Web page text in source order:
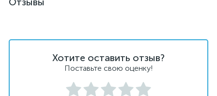
Хотите оставить отзыв?
Поставьте свою оценку!